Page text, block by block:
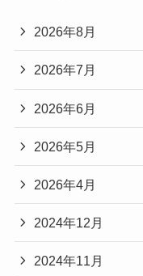
2026年8月
2026年7月
2026年6月
2026年5月
2026年4月
2024年12月
2024年11月